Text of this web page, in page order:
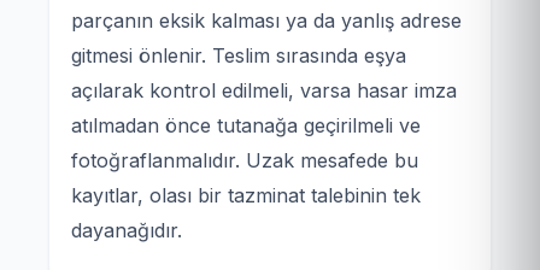
parçanın eksik kalması ya da yanlış adrese
gitmesi önlenir. Teslim sırasında eşya
açılarak kontrol edilmeli, varsa hasar imza
atılmadan önce tutanağa geçirilmeli ve
fotoğraflanmalıdır. Uzak mesafede bu
kayıtlar, olası bir tazminat talebinin tek
dayanağıdır.